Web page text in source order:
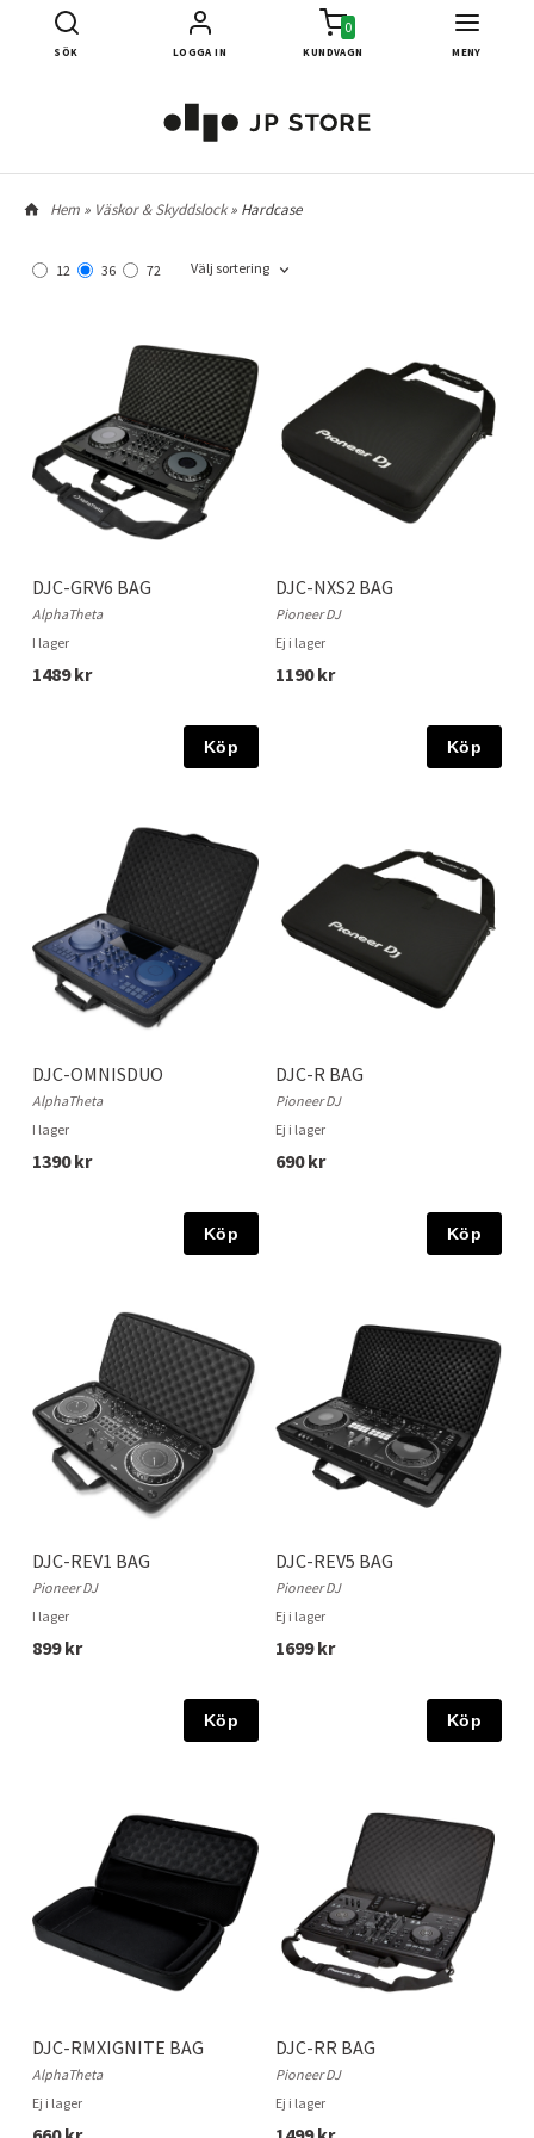
SÖK LOGGA IN
0
KUNDVAGN MENY
Hem » Väskor & Skyddslock» Hardcase
12 36 72 Välj sortering
DJC-GRV6 BAG
AlphaTheta
I lager
1489 kr
Köp
DJC-NXS2 BAG
Pioneer DJ
Ej i lager
1190 kr
Köp
DJC-OMNISDUO
AlphaTheta
I lager
1390 kr
Köp
DJC-R BAG
Pioneer DJ
Ej i lager
690 kr
Köp
DJC-REV1 BAG
Pioneer DJ
I lager
899 kr
Köp
DJC-REV5 BAG
Pioneer DJ
Ej i lager
1699 kr
Köp
DJC-RMXIGNITE BAG
AlphaTheta
Ej i lager
DJC-RR BAG
Pioneer DJ
Ej i lager